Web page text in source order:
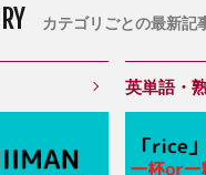
カテゴリごとの最新記
英単語・